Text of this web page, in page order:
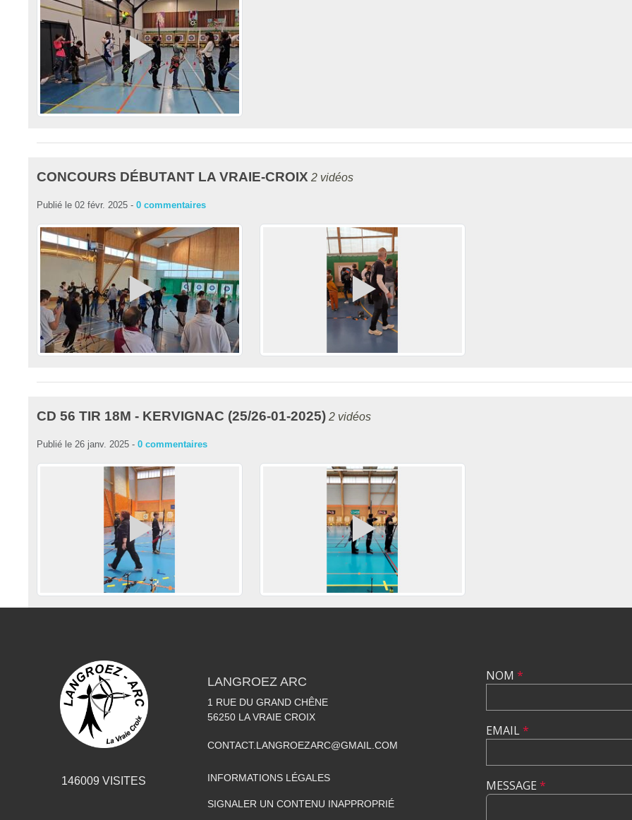
CONCOURS DÉBUTANT LA VRAIE-CROIX 2 vidéos
Publié le 02 févr. 2025 - 0 commentaires
CD 56 TIR 18M - KERVIGNAC (25/26-01-2025) 2 vidéos
Publié le 26 janv. 2025 - 0 commentaires
146009 VISITES
LANGROEZ ARC
1 RUE DU GRAND CHÊNE
56250 LA VRAIE CROIX
CONTACT.LANGROEZARC@GMAIL.COM
INFORMATIONS LÉGALES
SIGNALER UN CONTENU INAPPROPRIÉ
NOM *
EMAIL*
MESSAGE *